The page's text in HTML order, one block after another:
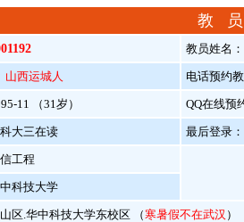
教
教员姓名
山西运城人 电话预约
11 （31岁） QQ在线预
大三在读 最后登录
工程
科技大学
区.华中科技大学东校区 （寒暑假不在武汉 ）